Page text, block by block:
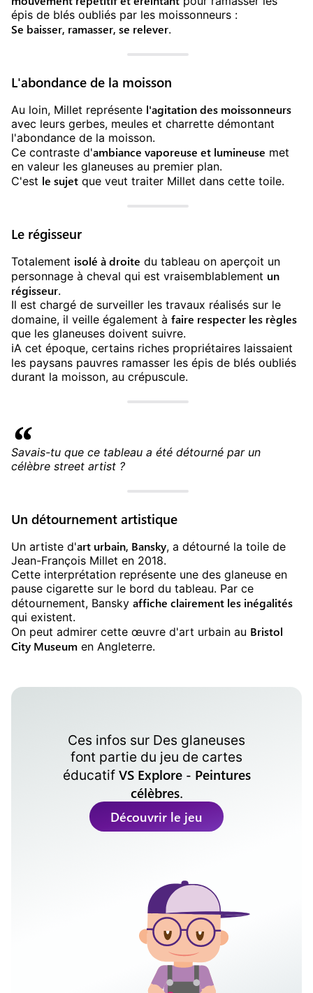
épis de blés oubliés par les moissonneurs :
Se baisser, ramasser, se relever.
L'abondance de la moisson
Au loin, Millet représente l'agitation des moissonneurs
avec leurs gerbes, meules et charrette démontant
l'abondance de la moisson.
Ce contraste d'ambiance vaporeuse et lumineuse met
en valeur les glaneuses au premier plan.
C'est le sujet que veut traiter Millet dans cette toile.
Le régisseur
Totalement isolé à droite du tableau on aperçoit un
personnage à cheval qui est vraisemblablement un
régisseur.
Il est chargé de surveiller les travaux réalisés sur le
domaine, il veille également à faire respecter les règles
que les glaneuses doivent suivre.
ℹ️️A cet époque, certains riches propriétaires laissaient
les paysans pauvres ramasser les épis de blés oubliés
durant la moisson, au crépuscule.
Savais-tu que ce tableau a été détourné par un
célèbre street artist ?
Un détournement artistique
Un artiste d'art urbain, Bansky, a détourné la toile de
Jean-François Millet en 2018.
Cette interprétation représente une des glaneuse en
pause cigarette sur le bord du tableau. Par ce
détournement, Bansky affiche clairement les inégalités
qui existent.
On peut admirer cette œuvre d'art urbain au Bristol
City Museum en Angleterre.
Ces infos sur Des glaneuses
font partie du jeu de cartes
éducatif VS Explore - Peintures
célèbres.
Découvrir le jeu